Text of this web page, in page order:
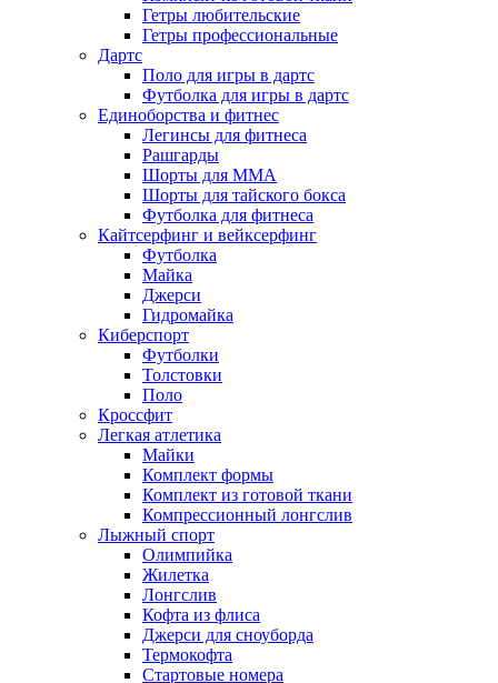
Гетры любительские
Гетры профессиональные
Дартс
Поло для игры в дартс
Футболка для игры в дартс
Единоборства и фитнес
Легинсы для фитнеса
Рашгарды
Шорты для MMA
Шорты для тайского бокса
Футболка для фитнеса
Кайтсерфинг и вейксерфинг
Футболка
Майка
Джерси
Гидромайка
Киберспорт
Футболки
Толстовки
Поло
Кроссфит
Легкая атлетика
Майки
Комплект формы
Комплект из готовой ткани
Компрессионный лонгслив
Лыжный спорт
Олимпийка
Жилетка
Лонгслив
Кофта из флиса
Джерси для сноуборда
Термокофта
Стартовые номера